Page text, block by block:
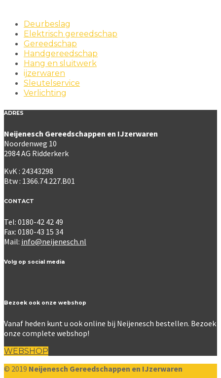
Deurbeslag
Elektrisch gereedschap
Gereedschap
Handgereedschap
Hang en sluitwerk
ijzerwaren
Sleutelservice
Verlichting
ADRES
Neijenesch Gereedschappen en IJzerwaren
Noordenweg 10
2984 AG Ridderkerk
KvK : 24343298
Btw : 1366.74.227.B01
CONTACT
Tel: 0180-42 42 49
Fax: 0180-43 15 34
Mail: info@neijenesch.nl
Volg op social media
Bezoek ook onze webshop
Vanaf heden kunt u ook online bij Neijenesch bestellen. Bezoek
onze complete webshop!
WEBSHOP
© 2019 Neijenesch Gereedschappen en IJzerwaren